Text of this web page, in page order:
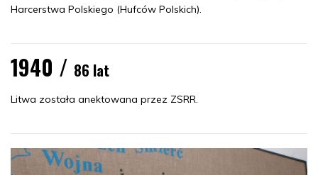
Harcerstwa Polskiego (Hufców Polskich).
1940 / 86 lat
Litwa została anektowana przez ZSRR.